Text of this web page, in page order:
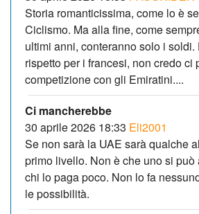
Storia romanticissima, come lo è
Ciclismo. Ma alla fine, come
ultimi anni, conteranno solo i soldi.
rispetto per i francesi, non credo ci
competizione con gli Emiratini....
Ci mancherebbe
30 aprile 2026 18:33 Eli2001
Se non sarà la UAE sarà qualche
primo livello. Non è che uno si può
chi lo paga poco. Non lo fa
le possibilità.